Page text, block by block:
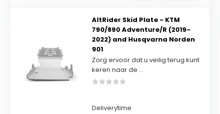
AltRider Skid Plate - KTM
790/890 Adventure/R (2019-
2022) and Husqvarna Norden
901
Zorg ervoor dat u veilig terug kunt
keren naar de ...
Deliverytime